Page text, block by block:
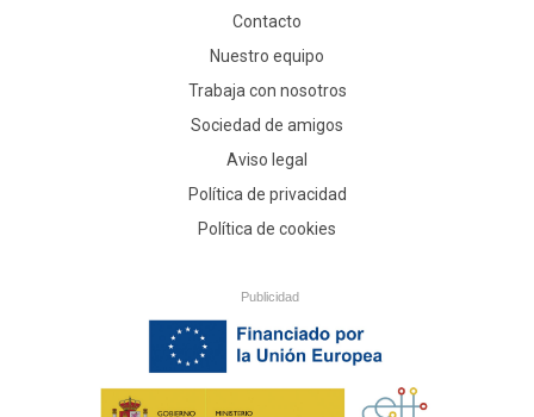
Contacto
Nuestro equipo
Trabaja con nosotros
Sociedad de amigos
Aviso legal
Política de privacidad
Política de cookies
Publicidad